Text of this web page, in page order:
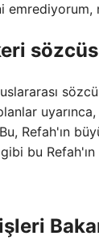
Refah'ın
bu